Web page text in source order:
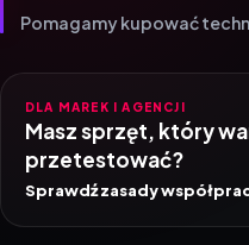
Pomagamy kupować
DLA MAREK I AGENCJI
Masz sprzęt, który
przetestować?
Sprawdź zasady